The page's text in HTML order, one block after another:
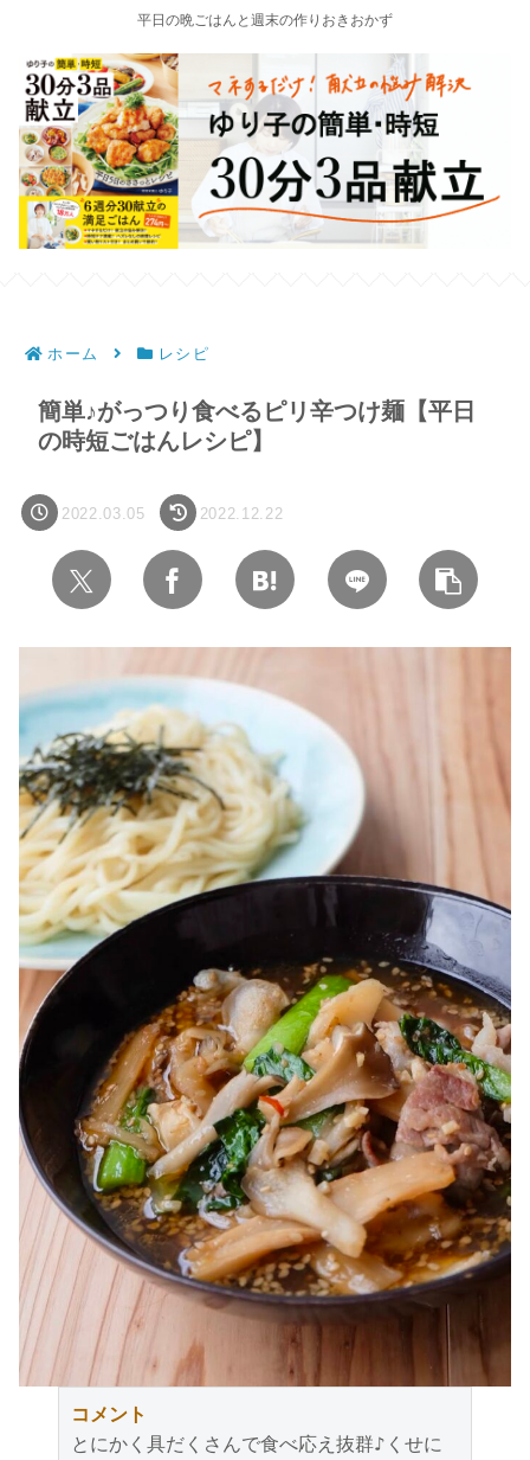
平日の晩ごはんと週末の作りおきおかず
ホーム レシピ
簡単♪がっつり食べるピリ辛つけ麺【平日
の時短ごはんレシピ】
2022.03.05 2022.12.22
コメント
とにかく具だくさんで食べ応え抜群♪くせに